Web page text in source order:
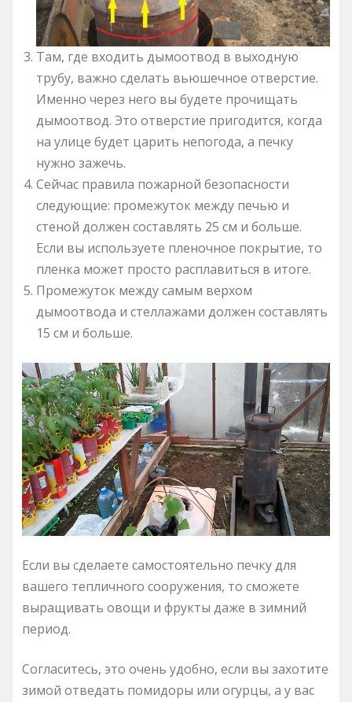
Там, где входить дымоотвод в выходную
трубу, важно сделать вьюшечное отверстие.
Именно через него вы будете прочищать
дымоотвод. Это отверстие пригодится, когда
на улице будет царить непогода, а печку
нужно зажечь.
Сейчас правила пожарной безопасности
следующие: промежуток между печью и
стеной должен составлять 25 см и больше.
Если вы используете пленочное покрытие, то
пленка может просто расплавиться в итоге.
Промежуток между самым верхом
дымоотвода и стеллажами должен составлять
15 см и больше.
Если вы сделаете самостоятельно печку для
вашего тепличного сооружения, то сможете
выращивать овощи и фрукты даже в зимний
период.
Согласитесь, это очень удобно, если вы захотите
зимой отведать помидоры или огурцы, а у вас